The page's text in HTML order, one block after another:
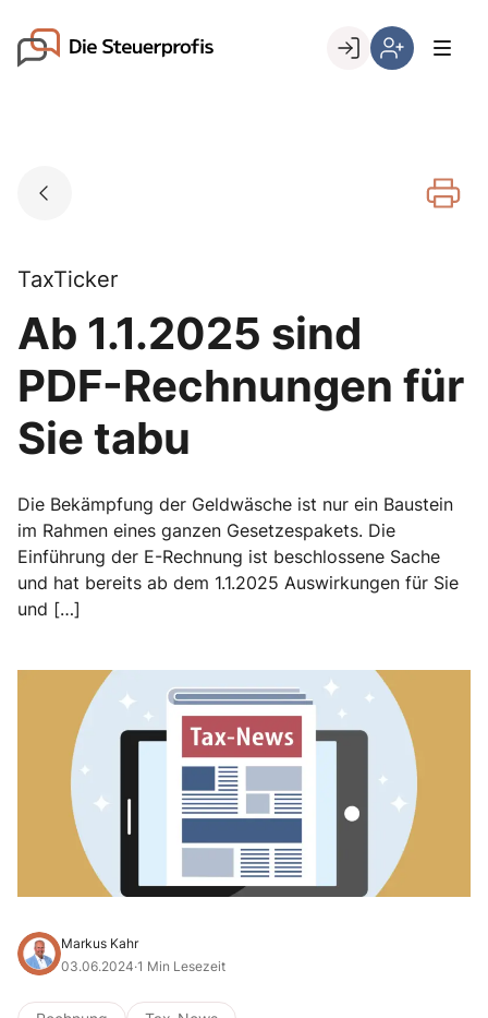
content
Go to landing page.
registrieren,
TaxTicker
Ab 1.1.2025 sind
PDF-Rechnungen für
Sie tabu
Die Bekämpfung der Geldwäsche ist nur ein Baustein
im Rahmen eines ganzen Gesetzespakets. Die
Einführung der E-Rechnung ist beschlossene Sache
und hat bereits ab dem 1.1.2025 Auswirkungen für Sie
und […]
Markus Kahr
03.06.2024·1 Min Lesezeit